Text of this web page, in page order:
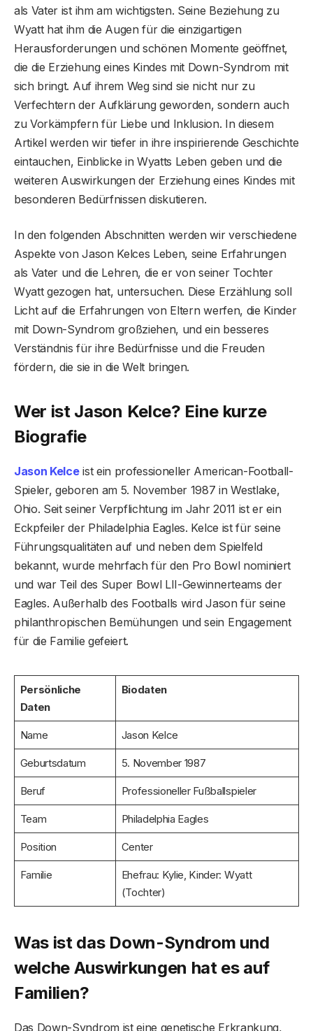
als Vater ist ihm am wichtigsten. Seine Beziehung zu
Wyatt hat ihm die Augen für die einzigartigen
Herausforderungen und schönen Momente geöffnet,
die die Erziehung eines Kindes mit Down-Syndrom mit
sich bringt. Auf ihrem Weg sind sie nicht nur zu
Verfechtern der Aufklärung geworden, sondern auch
zu Vorkämpfern für Liebe und Inklusion. In diesem
Artikel werden wir tiefer in ihre inspirierende Geschichte
eintauchen, Einblicke in Wyatts Leben geben und die
weiteren Auswirkungen der Erziehung eines Kindes mit
besonderen Bedürfnissen diskutieren.
In den folgenden Abschnitten werden wir verschiedene
Aspekte von Jason Kelces Leben, seine Erfahrungen
als Vater und die Lehren, die er von seiner Tochter
Wyatt gezogen hat, untersuchen. Diese Erzählung soll
Licht auf die Erfahrungen von Eltern werfen, die Kinder
mit Down-Syndrom großziehen, und ein besseres
Verständnis für ihre Bedürfnisse und die Freuden
fördern, die sie in die Welt bringen.
Wer ist Jason Kelce? Eine kurze
Biografie
Jason Kelceist ein professioneller American-Football-
Spieler, geboren am 5. November 1987 in Westlake,
Ohio. Seit seiner Verpflichtung im Jahr 2011 ist er ein
Eckpfeiler der Philadelphia Eagles. Kelce ist für seine
Führungsqualitäten auf und neben dem Spielfeld
bekannt, wurde mehrfach für den Pro Bowl nominiert
und war Teil des Super Bowl LII-Gewinnerteams der
Eagles. Außerhalb des Footballs wird Jason für seine
philanthropischen Bemühungen und sein Engagement
für die Familie gefeiert.
Persönliche
Daten
Biodaten
Name Jason Kelce
Geburtsdatum 5. November 1987
Beruf Professioneller Fußballspieler
Team Philadelphia Eagles
Position Center
Familie
Ehefrau: Kylie, Kinder: Wyatt
(Tochter)
Was ist das Down-Syndrom und
welche Auswirkungen hat es auf
Familien?
Das Down-Syndrom ist eine genetische Erkrankung,